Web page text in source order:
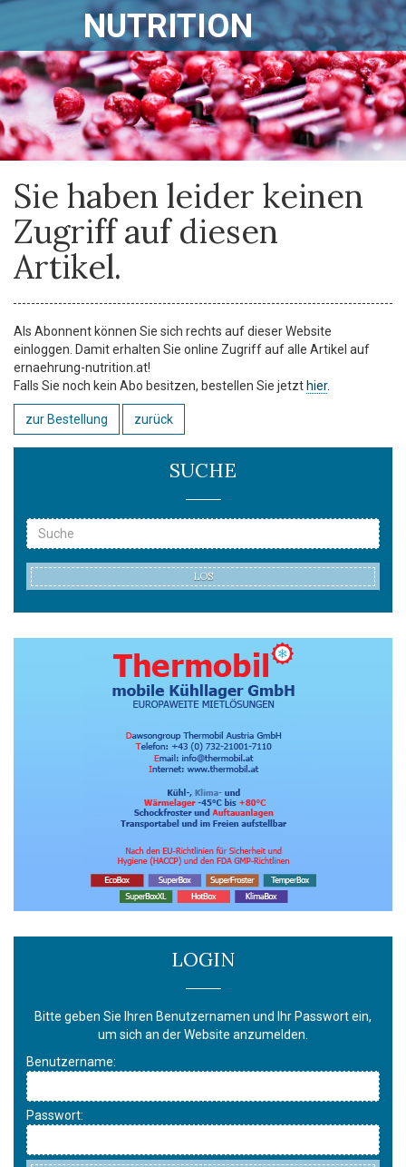
NUTRITION
Sie haben leider keinen
Zugriff auf diesen
Artikel.
Als Abonnent können Sie sich rechts auf dieser Website
einloggen. Damit erhalten Sie online Zugriff auf alle Artikel auf
ernaehrung-nutrition.at!
Falls Sie noch kein Abo besitzen, bestellen Sie jetzt hier.
zur Bestellung zurück
SUCHE
LOS
LOGIN
Bitte geben Sie Ihren Benutzernamen und Ihr Passwort ein,
um sich an der Website anzumelden.
Benutzername:
Passwort: